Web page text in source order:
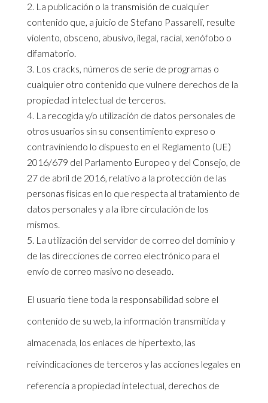
La publicación o la transmisión de cualquier
contenido que, a juicio de Stefano Passarelli, resulte
violento, obsceno, abusivo, ilegal, racial, xenófobo o
difamatorio.
Los cracks, números de serie de programas o
cualquier otro contenido que vulnere derechos de la
propiedad intelectual de terceros.
La recogida y/o utilización de datos personales de
otros usuarios sin su consentimiento expreso o
contraviniendo lo dispuesto en el Reglamento (UE)
2016/679 del Parlamento Europeo y del Consejo, de
27 de abril de 2016, relativo a la protección de las
personas físicas en lo que respecta al tratamiento de
datos personales y a la libre circulación de los
mismos.
La utilización del servidor de correo del dominio y
de las direcciones de correo electrónico para el
envío de correo masivo no deseado.
El usuario tiene toda la responsabilidad sobre el
contenido de su web, la información transmitida y
almacenada, los enlaces de hipertexto, las
reivindicaciones de terceros y las acciones legales en
referencia a propiedad intelectual, derechos de